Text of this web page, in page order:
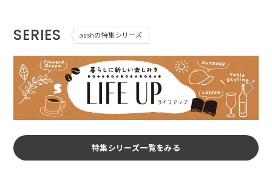
SERIES asshの特集シリーズ
特集シリーズ一覧をみる